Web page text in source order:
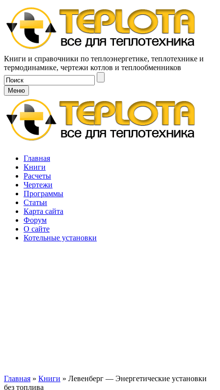
Книги и справочники по теплоэнергетике, теплотехнике и
термодинамике, чертежи котлов и теплообменников
Меню
Главная
Книги
Расчеты
Чертежи
Программы
Статьи
Карта сайта
Форум
О сайте
Котельные установки
Главная » Книги » Левенберг — Энергетические установки
без топлива